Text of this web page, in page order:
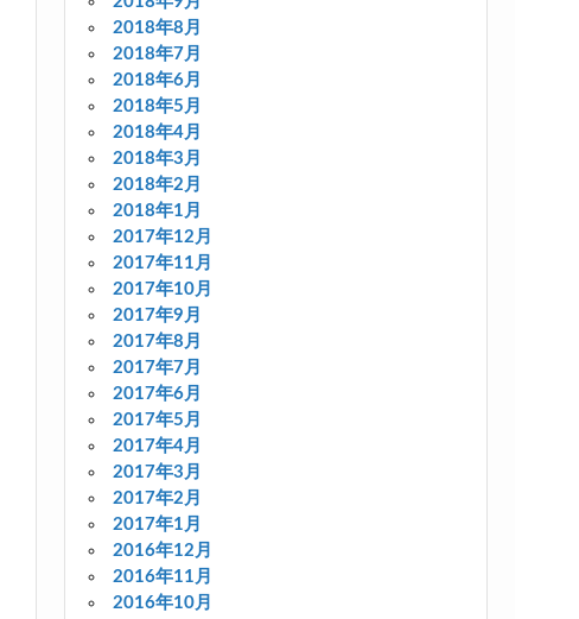
2018年8月
2018年7月
2018年6月
2018年5月
2018年4月
2018年3月
2018年2月
2018年1月
2017年12月
2017年11月
2017年10月
2017年9月
2017年8月
2017年7月
2017年6月
2017年5月
2017年4月
2017年3月
2017年2月
2017年1月
2016年12月
2016年11月
2016年10月